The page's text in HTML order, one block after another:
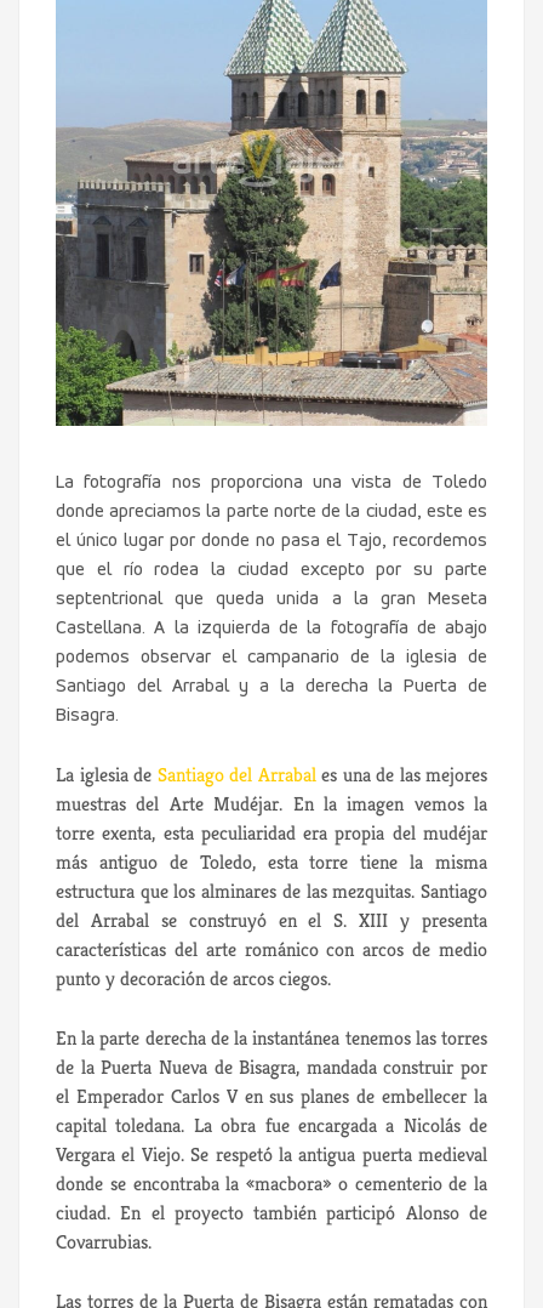
La fotografía nos proporciona una vista de Toledo
donde apreciamos la parte norte de la ciudad, este es
el único lugar por donde no pasa el Tajo, recordemos
que el río rodea la ciudad excepto por su parte
septentrional que queda unida a la gran Meseta
Castellana. A la izquierda de la fotografía de abajo
podemos observar el campanario de la iglesia de
Santiago del Arrabal y a la derecha la Puerta de
Bisagra.
La iglesia de Santiago del Arrabales una de las mejores
muestras del Arte Mudéjar. En la imagen vemos la
torre exenta, esta peculiaridad era propia del mudéjar
más antiguo de Toledo, esta torre tiene la misma
estructura que los alminares de las mezquitas. Santiago
del Arrabal se construyó en el S. XIII y presenta
características del arte románico con arcos de medio
punto y decoración de arcos ciegos.
En la parte derecha de la instantánea tenemos las torres
de la Puerta Nueva de Bisagra, mandada construir por
el Emperador Carlos V en sus planes de embellecer la
capital toledana. La obra fue encargada a Nicolás de
Vergara el Viejo. Se respetó la antigua puerta medieval
donde se encontraba la «macbora» o cementerio de la
ciudad. En el proyecto también participó Alonso de
Covarrubias.
Las torres de la Puerta de Bisagra están rematadas con